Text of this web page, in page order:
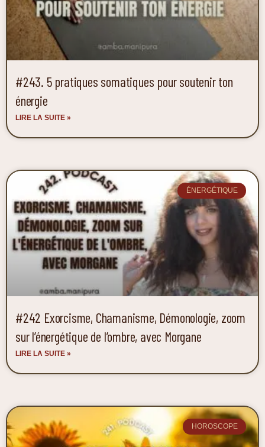
#243. 5 pratiques somatiques pour soutenir ton
énergie
LIRE LA SUITE »
ÉNERGÉTIQUE
#242 Exorcisme, Chamanisme, Démonologie, zoom
sur l’énergétique de l’ombre, avec Morgane
LIRE LA SUITE »
HOROSCOPE